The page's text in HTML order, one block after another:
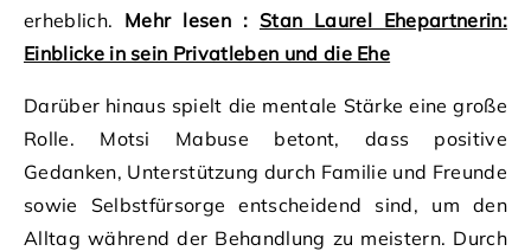
erheblich. Mehr lesen : Stan Laurel Ehepartnerin:
Einblicke in sein Privatleben und die Ehe
Darüber hinaus spielt die mentale Stärke eine große
Rolle. Motsi Mabuse betont, dass positive
Gedanken, Unterstützung durch Familie und Freunde
sowie Selbstfürsorge entscheidend sind, um den
Alltag während der Behandlung zu meistern. Durch